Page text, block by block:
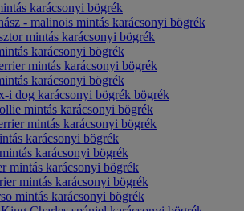
karácsonyi bögrék
- malinois mintás karácsonyi bögrék
mintás karácsonyi bögrék
karácsonyi bögrék
mintás karácsonyi bögrék
karácsonyi bögrék
i dog karácsonyi bögrék bögrék
mintás karácsonyi bögrék
mintás karácsonyi bögrék
karácsonyi bögrék
karácsonyi bögrék
mintás karácsonyi bögrék
mintás karácsonyi bögrék
mintás karácsonyi bögrék